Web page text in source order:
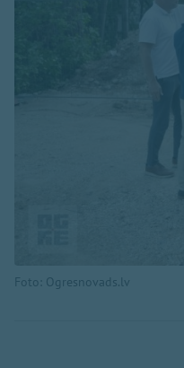
Foto: Ogresnovads.lv